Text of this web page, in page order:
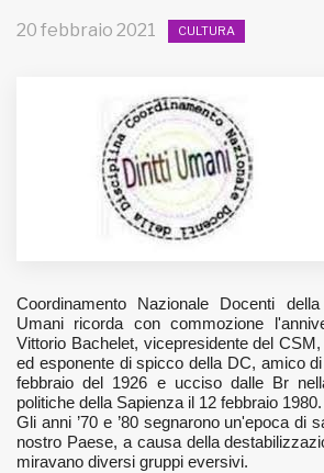
Inviateci le vostre segnalazioni
Iscriviti alla newsletter
Bernardis
EDB edizioni - Via Brivio angolo C.
Imbonati, 89 20159 Milano (Italia)
Informativa sulla privacy
20 febbraio 2021 CULTURA
Coordinamento Nazionale Docenti
Umani ricorda con commozione
Vittorio Bachelet, vicepresidente del
ed esponente di spicco della DC, amico
febbraio del 1926 e ucciso dalle Br
politiche della Sapienza il 12 febbraio 1980.
Gli anni ’70 e ’80 segnarono un'epoca di
nostro Paese, a causa della
miravano diversi gruppi eversivi.